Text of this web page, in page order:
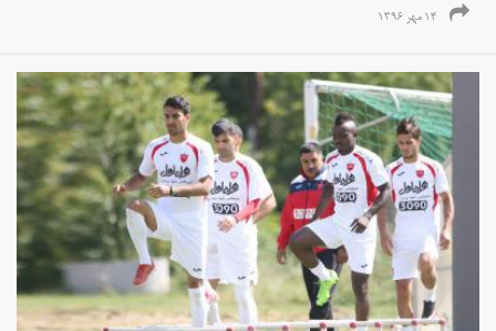
۱۴ مهر ۱۳۹۶